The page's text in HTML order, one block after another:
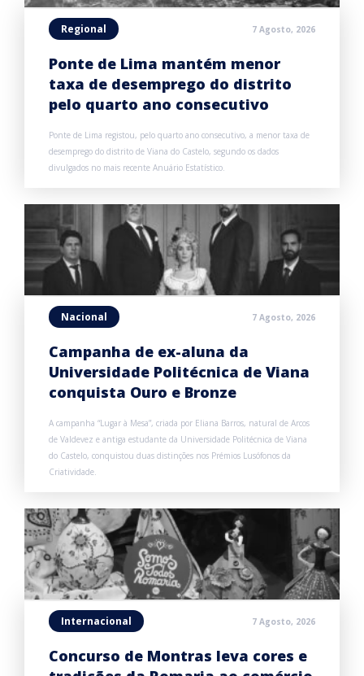
Regional 7 Agosto, 2026
Ponte de Lima mantém menor
taxa de desemprego do distrito
pelo quarto ano consecutivo
Ponte de Lima registou, pelo quarto ano consecutivo, a menor taxa de
desemprego do distrito de Viana do Castelo, segundo os dados
divulgados no mais recente Anuário Estatístico.
Nacional 7 Agosto, 2026
Campanha de ex-aluna da
Universidade Politécnica de Viana
conquista Ouro e Bronze
A campanha “Lugar à Mesa”, criada por Eliana Barros, natural de Arcos
de Valdevez e antiga estudante da Universidade Politécnica de Viana
do Castelo, conquistou duas distinções nos Prémios Lusófonos da
Criatividade.
Internacional 7 Agosto, 2026
Concurso de Montras leva cores e